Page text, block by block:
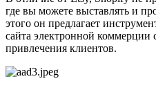
где вы можете выставлять и
этого он предлагает
сайта электронной коммерции
привлечения клиентов.